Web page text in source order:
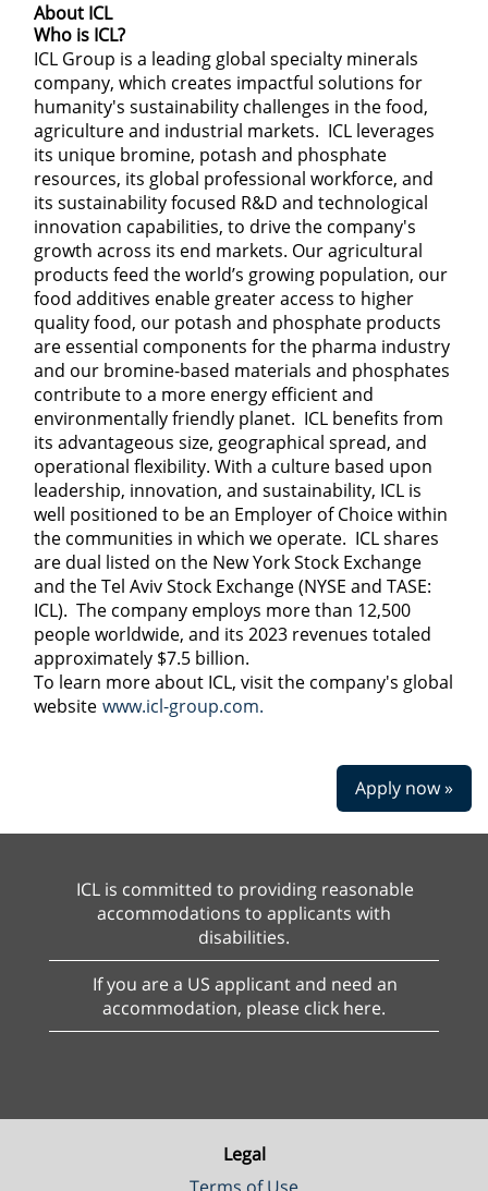
About ICL
Who is ICL?
ICL Group is a leading global specialty minerals
company, which creates impactful solutions for
humanity's sustainability challenges in the food,
agriculture and industrial markets. ICL leverages
its unique bromine, potash and phosphate
resources, its global professional workforce, and
its sustainability focused R&D and technological
innovation capabilities, to drive the company's
growth across its end markets. Our agricultural
products feed the world’s growing population, our
food additives enable greater access to higher
quality food, our potash and phosphate products
are essential components for the pharma industry
and our bromine-based materials and phosphates
contribute to a more energy efficient and
environmentally friendly planet. ICL benefits from
its advantageous size, geographical spread, and
operational flexibility. With a culture based upon
leadership, innovation, and sustainability, ICL is
well positioned to be an Employer of Choice within
the communities in which we operate. ICL shares
are dual listed on the New York Stock Exchange
and the Tel Aviv Stock Exchange (NYSE and TASE:
ICL). The company employs more than 12,500
people worldwide, and its 2023 revenues totaled
approximately $7.5 billion.
To learn more about ICL, visit the company's global
website www.icl-group.com.
Apply now »
ICL is committed to providing reasonable
accommodations to applicants with
disabilities.
If you are a US applicant and need an
accommodation, please click here.
Legal
Terms of Use